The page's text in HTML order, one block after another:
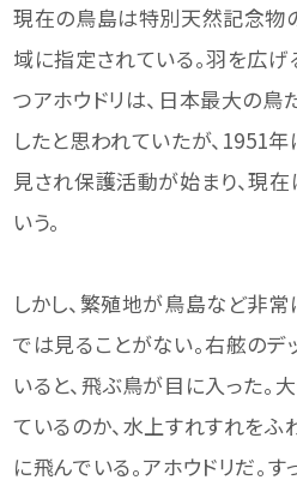
現在の鳥島は特別天然記念物
域に指定されている。羽を広
つアホウドリは、日本最大の鳥
したと思われていたが、1951
見され保護活動が始まり、現
いう。
しかし、繁殖地が鳥島など非
では見ることがない。右舷の
いると、飛ぶ鳥が目に入った。
ているのか、水上すれすれをふ
に飛んでいる。アホウドリだ。